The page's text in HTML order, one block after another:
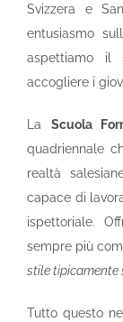
Svizzera e
entusiasmo
aspettiamo il
accogliere i
La Scuola
quadriennale
realtà
capace di
ispettoriale.
sempre più
stile tipicamente
Tutto questo